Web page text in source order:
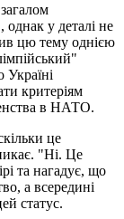
у деталі не
цю тему однією
Україні
критеріям
в НАТО.
це
"Ні. Це
та нагадує, що
а всередині
статус.